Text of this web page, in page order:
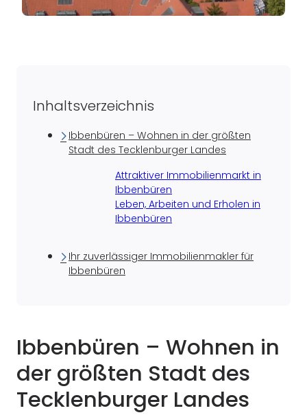
Inhaltsverzeichnis
Ibbenbüren – Wohnen in der größten
Stadt des Tecklenburger Landes
Attraktiver Immobilienmarkt in
Ibbenbüren
Leben, Arbeiten und Erholen in
Ibbenbüren
Ihr zuverlässiger Immobilienmakler für
Ibbenbüren
Ibbenbüren – Wohnen in
der größten Stadt des
Tecklenburger Landes